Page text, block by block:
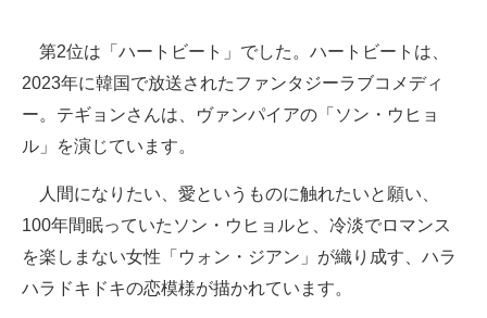
第2位は「ハートビート」でした。ハートビートは、
2023年に韓国で放送されたファンタジーラブコメディ
ー。テギョンさんは、ヴァンパイアの「ソン・ウヒョ
ル」を演じています。
人間になりたい、愛というものに触れたいと願い、
100年間眠っていたソン・ウヒョルと、冷淡でロマンス
を楽しまない女性「ウォン・ジアン」が織り成す、ハラ
ハラドキドキの恋模様が描かれています。